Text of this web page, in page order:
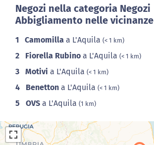
Negozi nella categoria Negozi
Abbigliamento nelle vicinanze
1 Camomilla a L'Aquila (< 1 km)
2 Fiorella Rubino a L'Aquila (< 1 km)
3 Motivi a L'Aquila (< 1 km)
4 Benetton a L'Aquila (< 1 km)
5 OVS a L'Aquila (1 km)